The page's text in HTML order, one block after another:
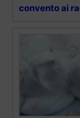
convento ai